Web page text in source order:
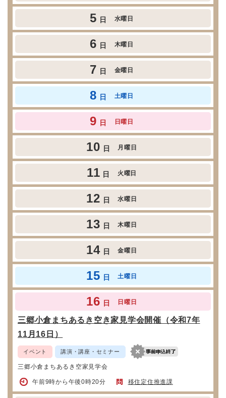
5 日 水曜日
6 日 木曜日
7 日 金曜日
8 日 土曜日
9 日 日曜日
10 日 月曜日
11 日 火曜日
12 日 水曜日
13 日 木曜日
14 日 金曜日
15 日 土曜日
16 日 日曜日
三郷小倉まちあるき空き家見学会開催（令和7年
11月16日）
イベント 講演・講座・セミナー
三郷小倉まちあるき空家見学会
午前9時から午後0時20分 移住定住推進課